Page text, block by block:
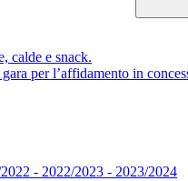
calde e snack.
per l’affidamento in
- 2022/2023 - 2023/2024